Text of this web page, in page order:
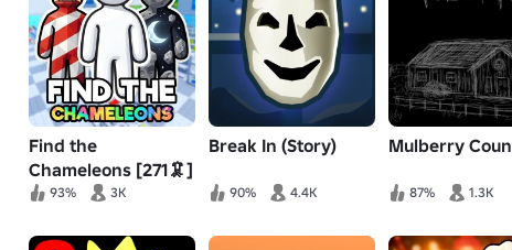
Find the
Chameleons [271🦑]
93% 3K
Break In (Story)
90% 4.4K
Mulberry
87% 1.3K